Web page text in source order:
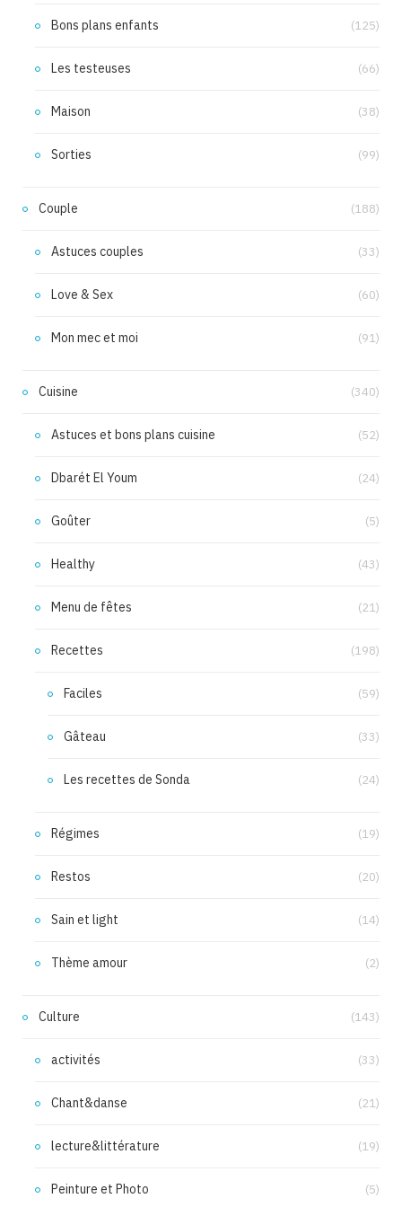
Bons plans enfants (125)
Les testeuses (66)
Maison (38)
Sorties (99)
Couple (188)
Astuces couples (33)
Love & Sex (60)
Mon mec et moi (91)
Cuisine (340)
Astuces et bons plans cuisine (52)
Dbarét El Youm (24)
Goûter (5)
Healthy (43)
Menu de fêtes (21)
Recettes (198)
Faciles (59)
Gâteau (33)
Les recettes de Sonda (24)
Régimes (19)
Restos (20)
Sain et light (14)
Thème amour (2)
Culture (143)
activités (33)
Chant&danse (21)
lecture&littérature (19)
Peinture et Photo (5)